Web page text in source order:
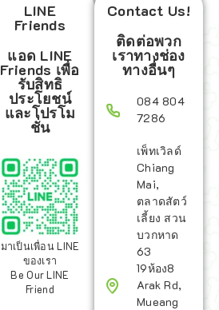
LINE
Friends
แอด LINE
Friends เพื่อ
รับสิทธิ
ประโยชน์
และโปรโม
ชั่น
มาเป็นเพื่อน LINE
ของเรา
Be Our LINE
Friend
Contact Us!
ติดต่อพวก
เราทางช่อง
ทางอื่นๆ
084 804
7286
เพ็ทเวิลด์
Chiang
Mai,
ตลาดสัตว์
เลี้ยง สวน
บวกหาด
63
19ห้อง8
Arak Rd,
Mueang